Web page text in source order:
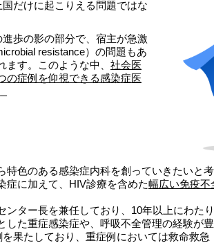
だけに起こりえる問題ではな
歩の影の部分で、宿主が急激
resistance）の問題もあ
す。このような中、 社会医
の症例を仰視できる感染症医
色のある感染症内科を創っていきたいと
症に加えて、HIV診療を含めた幅広い免疫不
ター長を兼任しており、10年以上にわた
た重症感染症や、呼吸不全管理の経験が豊
果たしており、重症例においては救命救